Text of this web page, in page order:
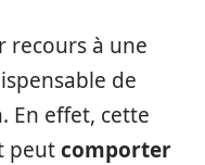
recours à une
de
En effet, cette
peutcomporter